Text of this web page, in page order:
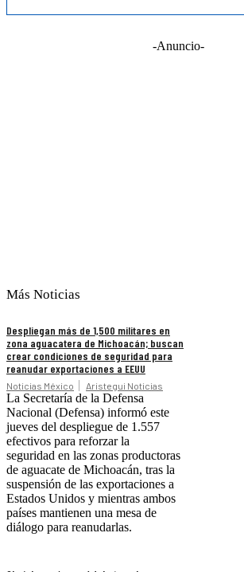
-Anuncio-
Más Noticias
Despliegan más de 1,500 militares en
zona aguacatera de Michoacán; buscan
crear condiciones de seguridad para
reanudar exportaciones a EEUU
Noticias México Aristegui Noticias
La Secretaría de la Defensa
Nacional (Defensa) informó este
jueves del despliegue de 1.557
efectivos para reforzar la
seguridad en las zonas productoras
de aguacate de Michoacán, tras la
suspensión de las exportaciones a
Estados Unidos y mientras ambos
países mantienen una mesa de
diálogo para reanudarlas.